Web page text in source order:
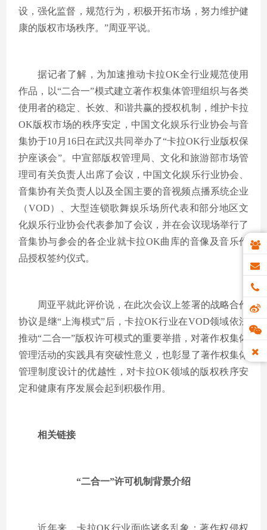
设，强化监督，规范行为，积极开拓市场，努力维护健
康的版权市场秩序。”周亚平说。
据记者了解，为加速推动卡拉OK全行业规范使用
作品，以“二合一”模式建立著作权集体管理组织与各类
使用者的稳定、长效、和谐共赢的授权机制，维护卡拉
OK版权市场的秩序安定，中国文化娱乐行业协会与音
集协于10月16日在武汉共同举办了“卡拉OK行业版权保
护座谈会”。中宣部版权管理局、文化和旅游部市场管
理司有关负责人出席了会议，中国文化娱乐行业协会、
音集协有关负责人以及全国主要的音视频点播系统企业
（VOD）、大型连锁歌舞娱乐场所代表和部分地区文
化娱乐行业协会代表参加了会议，并在会议现场举行了
音集协与参会的各企业就卡拉OK曲库的音像及音乐作
品授权签约仪式。
周亚平就此评价说，在此次会议上签署的战略合作
协议是继“上海模式”后，卡拉OK行业在VOD领域依法
推动“二合一”版权许可模式的重要举措，对著作权集体
管理活动的实践具有突破性意义，也彰显了著作权集体
管理制度设计的优越性，对卡拉OK领域的版权秩序安
定和健康有序发展会起到积极作用。
相关链接
“二合一”许可机制背景介绍
近年来，卡拉OK行业面临诸多乱象：著作权侵权